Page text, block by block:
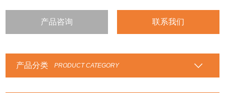
产品咨询 联系我们
产品分类 PRODUCT CATEGORY